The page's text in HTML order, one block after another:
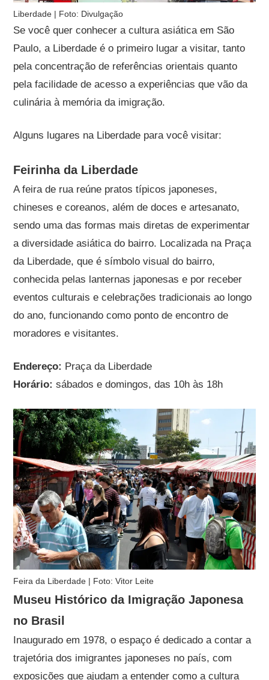
Liberdade | Foto: Divulgação
Se você quer conhecer a cultura asiática em São
Paulo, a Liberdade é o primeiro lugar a visitar, tanto
pela concentração de referências orientais quanto
pela facilidade de acesso a experiências que vão da
culinária à memória da imigração.
Alguns lugares na Liberdade para você visitar:
Feirinha da Liberdade
A feira de rua reúne pratos típicos japoneses,
chineses e coreanos, além de doces e artesanato,
sendo uma das formas mais diretas de experimentar
a diversidade asiática do bairro. Localizada na Praça
da Liberdade, que é símbolo visual do bairro,
conhecida pelas lanternas japonesas e por receber
eventos culturais e celebrações tradicionais ao longo
do ano, funcionando como ponto de encontro de
moradores e visitantes.
Endereço: Praça da Liberdade
Horário:sábados e domingos, das 10h às 18h
Feira da Liberdade | Foto: Vitor Leite
Museu Histórico da Imigração Japonesa
no Brasil
Inaugurado em 1978, o espaço é dedicado a contar a
trajetória dos imigrantes japoneses no país, com
exposições que ajudam a entender como a cultura